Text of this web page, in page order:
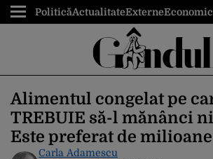
PoliticăActualitateExterneEconomic
Alimentul congelat pe
TREBUIE să-l mănânci
Este preferat de
Carla Adamescu